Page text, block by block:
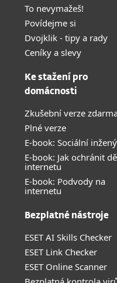
To nevymažeš!
Povídejme si
Dvojklik - tipy a rady
Ceníky a slevy
Ke stažení pro
domácnosti
Zkušební verze
Plné verze
E-book: Sociální
E-book: Jak ochránit
internetu
E-book: Podvody na
internetu
Bezplatné nástroje
ESET AI Skills Checker
ESET Link Checker
ESET Online Scanner